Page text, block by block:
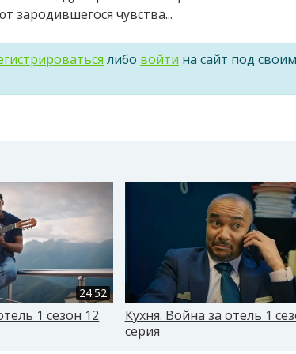
зародившегося чувства...
либо войти на сайт под своим
24:52
1 сезон 12
Кухня. Война за отель 1
серия